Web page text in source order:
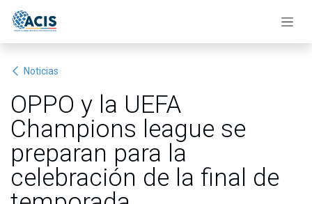
Noticias
OPPO y la UEFA
Champions league se
preparan para la
celebración de la final de